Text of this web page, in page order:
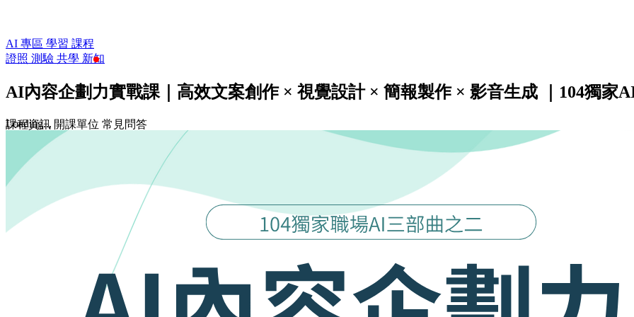
AI 專區 學習 課程
證照 測驗 共學 新知
AI內容企劃力實戰課｜高效文案創作 × 視覺設計 × 簡報製作 × 影音生成 ｜104獨家
課程資訊 開課單位 常見問答
Loading...